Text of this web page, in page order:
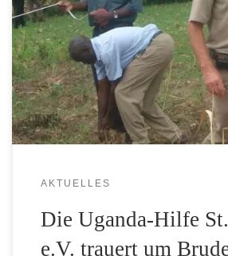
Am 9. August 2014 verstarb in
Dietrich, Brother Mike, wie er von uns
Freunden in Gulu genannt wurde.
AKTUELLES
Die Uganda-Hilfe
e.V. trauert um